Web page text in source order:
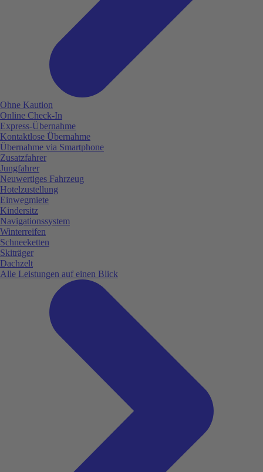
Ohne Kaution
Online Check-In
Express-Übernahme
Kontaktlose Übernahme
Übernahme via Smartphone
Zusatzfahrer
Jungfahrer
Neuwertiges Fahrzeug
Hotelzustellung
Einwegmiete
Kindersitz
Navigationssystem
Winterreifen
Schneeketten
Skiträger
Dachzelt
Alle Leistungen auf einen Blick